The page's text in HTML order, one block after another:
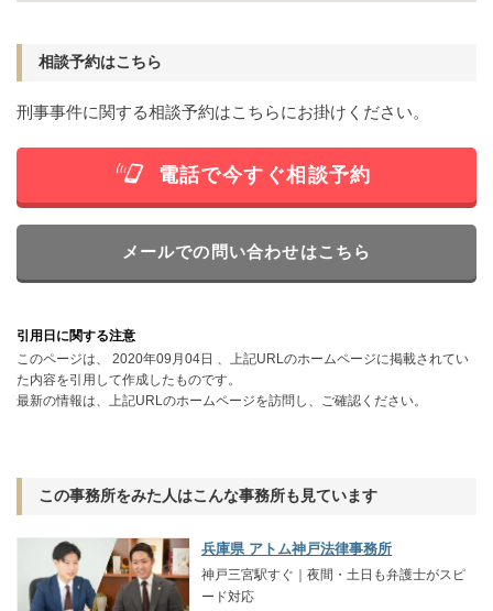
相談予約はこちら
刑事事件に関する相談予約はこちらにお掛けください。
電話で今すぐ相談予約
メールでの問い合わせはこちら
引用日に関する注意
このページは、 2020年09月04日 、上記URLのホームページに掲載されてい
た内容を引用して作成したものです。
最新の情報は、上記URLのホームページを訪問し、ご確認ください。
この事務所をみた人はこんな事務所も見ています
兵庫県 アトム神戸法律事務所
神戸三宮駅すぐ｜夜間・土日も弁護士がスピ
ード対応